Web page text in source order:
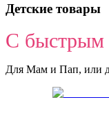
Детские товары
С быстрым
Для Мам и Пап, или